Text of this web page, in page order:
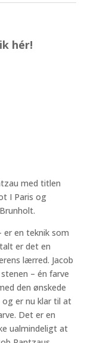
hér!
med titlen
I Paris og
en teknik som
er det en
lærred. Jacob
– én farve
den ønskede
og er nu klar til at
Det er en
ualmindeligt at